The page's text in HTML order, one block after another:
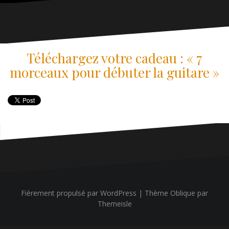
Téléchargez votre cadeau : « 7
morceaux pour débuter la guitare »
Fièrement propulsé par WordPress | Thème Oblique par
Themeisle